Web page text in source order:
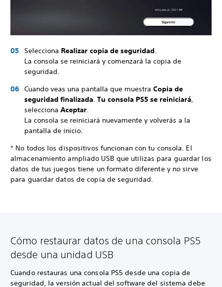
Selecciona Realizar copia de seguridad.
La consola se reiniciará y comenzará la copia de
seguridad.
Cuando veas una pantalla que muestra Copia de
seguridad finalizada. Tu consola PS5 se reiniciará,
selecciona Aceptar.
La consola se reiniciará nuevamente y volverás a la
pantalla de inicio.
* No todos los dispositivos funcionan con tu consola. El
almacenamiento ampliado USB que utilizas para guardar los
datos de tus juegos tiene un formato diferente y no sirve
para guardar datos de copia de seguridad.
Cómo restaurar datos de una consola PS5
desde una unidad USB
Cuando restauras una consola PS5 desde una copia de
seguridad, la versión actual del software del sistema debe